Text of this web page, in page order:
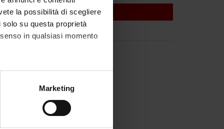
la possibilità di scegliere
su questa proprietà
in qualsiasi momento
metro,Marketing